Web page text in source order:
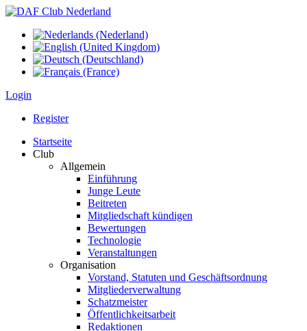
Login
Register
Startseite
Club
Allgemein
Einführung
Junge Leute
Beitreten
Mitgliedschaft kündigen
Bewertungen
Technologie
Veranstaltungen
Organisation
Vorstand, Statuten und Geschäftsordnung
Mitgliederverwaltung
Schatzmeister
Öffentlichkeitsarbeit
Redaktionen